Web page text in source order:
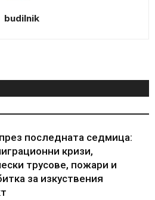
budilnik
последната седмица:
кризи,
трусове, пожари и
за изкуствения